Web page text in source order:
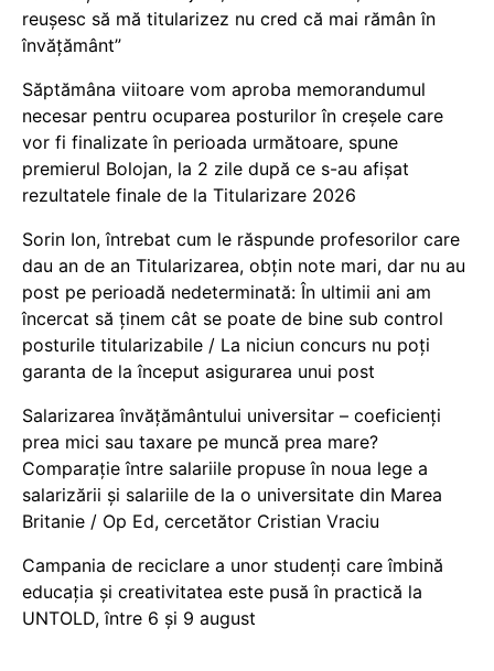
reușesc să mă titularizez nu cred că mai rămân în
învățământ”
Săptămâna viitoare vom aproba memorandumul
necesar pentru ocuparea posturilor în creșele care
vor fi finalizate în perioada următoare, spune
premierul Bolojan, la 2 zile după ce s-au afișat
rezultatele finale de la Titularizare 2026
Sorin Ion, întrebat cum le răspunde profesorilor care
dau an de an Titularizarea, obțin note mari, dar nu au
post pe perioadă nedeterminată: În ultimii ani am
încercat să ținem cât se poate de bine sub control
posturile titularizabile / La niciun concurs nu poți
garanta de la început asigurarea unui post
Salarizarea învățământului universitar – coeficienți
prea mici sau taxare pe muncă prea mare?
Comparație între salariile propuse în noua lege a
salarizării și salariile de la o universitate din Marea
Britanie / Op Ed, cercetător Cristian Vraciu
Campania de reciclare a unor studenți care îmbină
educația și creativitatea este pusă în practică la
UNTOLD, între 6 și 9 august